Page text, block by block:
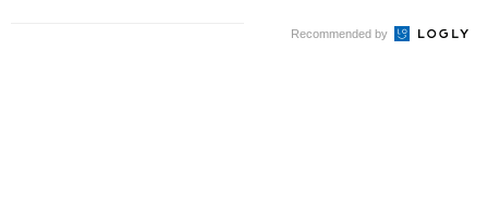
Recommended by